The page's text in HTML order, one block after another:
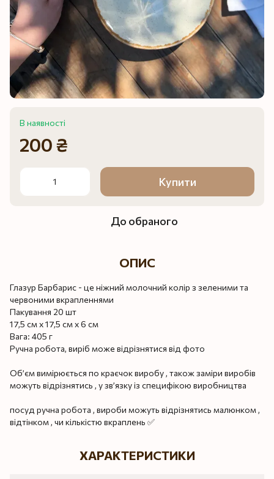
В наявності
200 ₴
Купити
До обраного
ОПИС
Глазур Барбарис - це ніжний молочний колір з зеленими та
червоними вкрапленнями
Пакування 20 шт
17,5 см х 17,5 см х 6 см
Вага: 405 г
Ручна робота, виріб може відрізнятися від фото
Об’єм вимірюється по краєчок виробу , також заміри виробів
можуть відрізнятись , у зв’язку із специфікою виробництва
посуд ручна робота , вироби можуть відрізнятись малюнком ,
відтінком , чи кількістю вкраплень ✅
ХАРАКТЕРИСТИКИ